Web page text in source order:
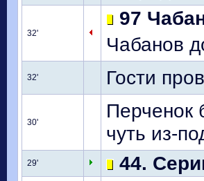
32'
97
Чабанов
32' Гости
30'
Перченок
чуть из-
29' 44.